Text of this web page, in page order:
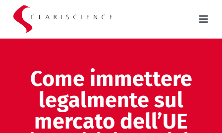
Come immettere
legalmente sul
mercato dell’UE